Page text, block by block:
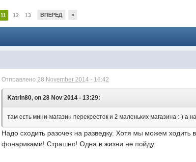
11 12 13 ВПЕРЕД »
Отправлено28 November 2014 - 16:42
Katrin80, on 28 Nov 2014 - 13:29:
там есть мини-магазин перекресток и 2 маленьких магазина :-) а
Надо сходить разочек на разведку. Хотя мы можем
фонариками! Страшно! Одна в жизни не пойду.